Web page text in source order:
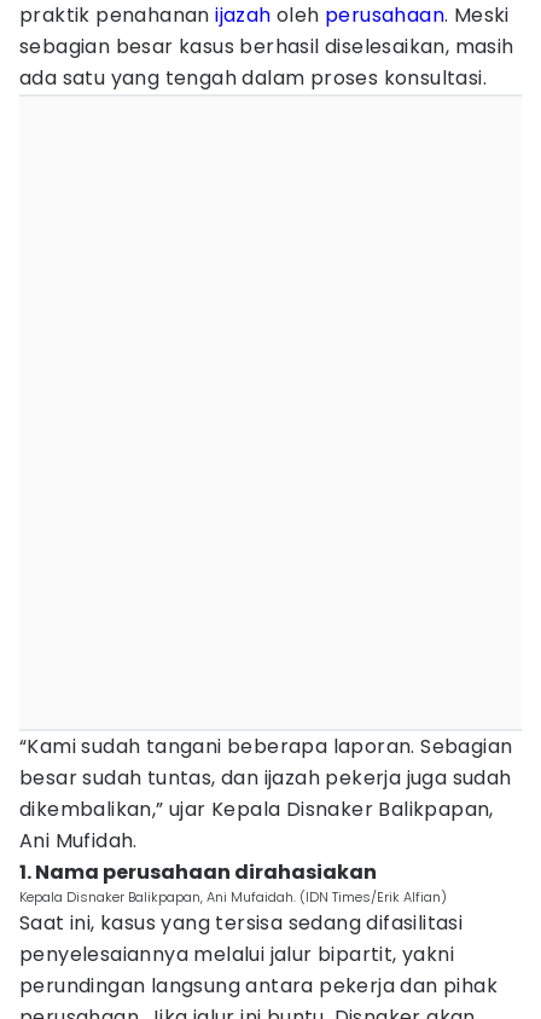
praktik penahananijazah oleh perusahaan. Meski
sebagian besar kasus berhasil diselesaikan, masih
ada satu yang tengah dalam proses konsultasi.
“Kami sudah tangani beberapa laporan. Sebagian
besar sudah tuntas, dan ijazah pekerja juga sudah
dikembalikan,” ujar Kepala Disnaker Balikpapan,
Ani Mufidah.
1. Nama perusahaan dirahasiakan
Kepala Disnaker Balikpapan, Ani Mufaidah. (IDN Times/Erik Alfian)
Saat ini, kasus yang tersisa sedang difasilitasi
penyelesaiannya melalui jalur bipartit, yakni
perundingan langsung antara pekerja dan pihak